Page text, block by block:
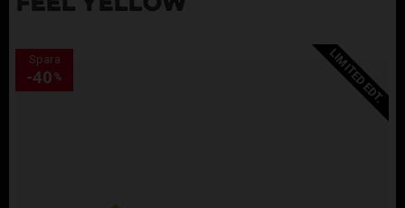
Spara
40 % LIMITED EDT.